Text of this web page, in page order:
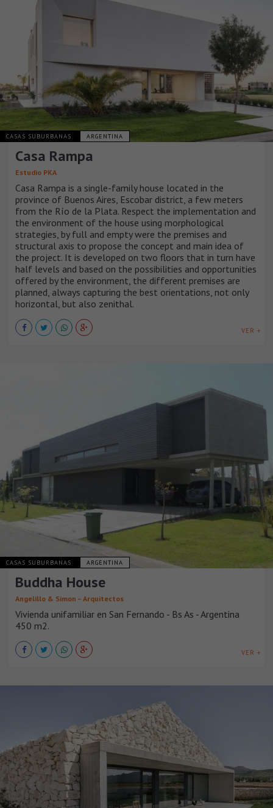
CASAS SUBURBANAS ARGENTINA
Casa Rampa
Estudio PKA
Casa Rampa is a single-family house located in the
province of Buenos Aires, Escobar district, a few meters
from the Río de la Plata. Respect the implementation and
the environment of the house using morphological
strategies, by full and empty were the premises and
structural axis to propose the concept and main idea of
the project. It is developed on two floors that in turn have
half levels and based on the possibilities and opportunities
offered by the environment, the different premises are
planned, always capturing the best orientations, not only
horizontal, but also zenithal.
VER +
CASAS SUBURBANAS ARGENTINA
Buddha House
Angelillo & Simon – Arquitectos
Vivienda unifamiliar en San Fernando - Bs As - Argentina
450 m2.
VER +